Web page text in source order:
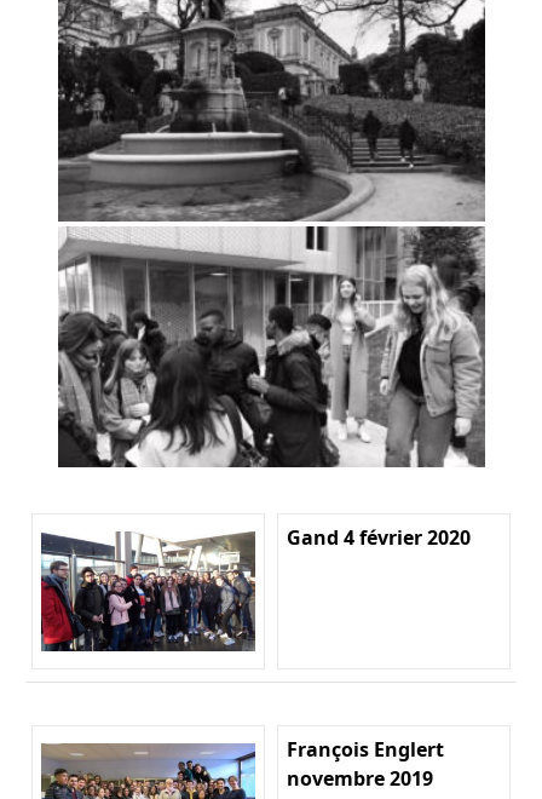
Gand 4 février 2020
François Englert
novembre 2019